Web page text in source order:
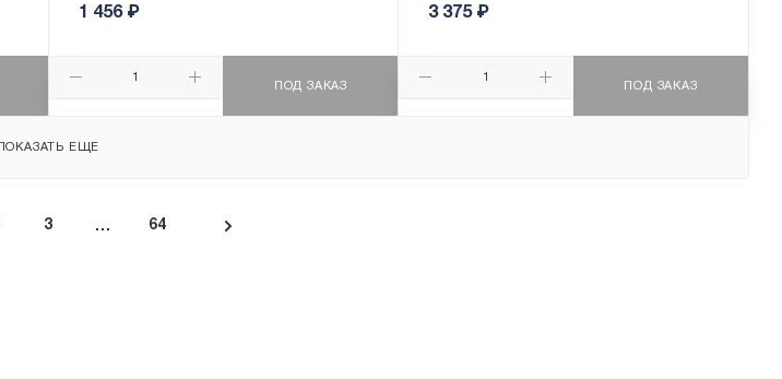
1 456₽
ПОД ЗАКАЗ
3 375₽
ПОД ЗАКАЗ
ПОКАЗАТЬ ЕЩЕ
3 64